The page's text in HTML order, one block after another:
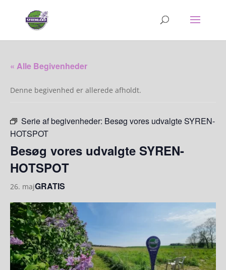
« Alle Begivenheder
Denne begivenhed er allerede afholdt.
Serie af begivenheder: Besøg vores udvalgte SYREN-
HOTSPOT
Besøg vores udvalgte SYREN-
HOTSPOT
26. majGRATIS